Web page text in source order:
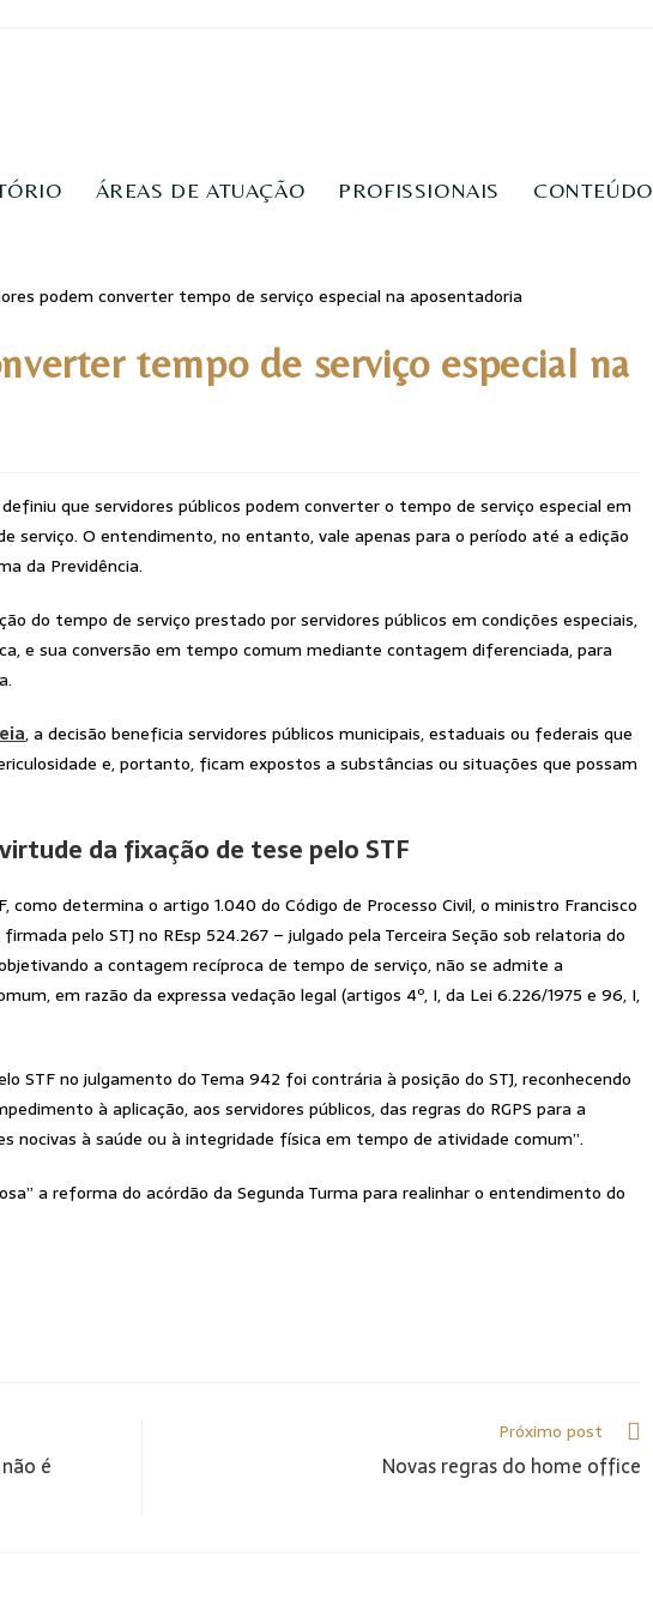
ÁREAS DE ATUAÇÃO PROFISSIONAIS CONTEÚDO
tempo de serviço especial na
definiu que servidores públicos podem converter o tempo de serviço especial em
serviço. O entendimento, no entanto, vale apenas para o período até a edição
da Previdência.
do tempo de serviço prestado por servidores públicos em condições especiais,
e sua conversão em tempo comum mediante contagem diferenciada, para
, a decisão beneficia servidores públicos municipais, estaduais ou federais que
e, portanto, ficam expostos a substâncias ou situações que possam
da fixação de tese pelo STF
como determina o artigo 1.040 do Código de Processo Civil, o ministro Francisco
pelo STJ no REsp 524.267 – julgado pela Terceira Seção sob relatoria do
a contagem recíproca de tempo de serviço, não se admite a
em razão da expressa vedação legal (artigos 4º, I, da Lei 6.226/1975 e 96, I,
STF no julgamento do Tema 942 foi contrária à posição do STJ, reconhecendo
à aplicação, aos servidores públicos, das regras do RGPS para a
nocivas à saúde ou à integridade física em tempo de atividade comum”.
a reforma do acórdão da Segunda Turma para realinhar o entendimento do
é
Próximo post
Novas regras do home office